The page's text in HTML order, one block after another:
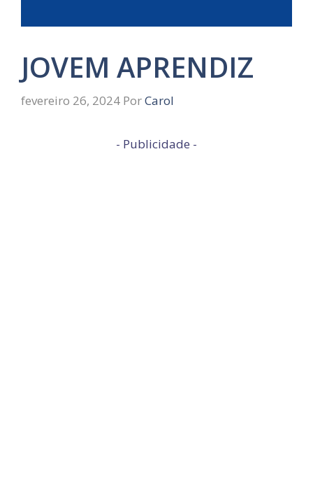
JOVEM APRENDIZ
fevereiro 26, 2024 PorCarol
- Publicidade -